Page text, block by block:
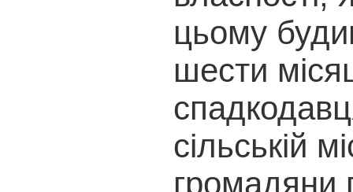
цьому
шести
сільській
громадяни